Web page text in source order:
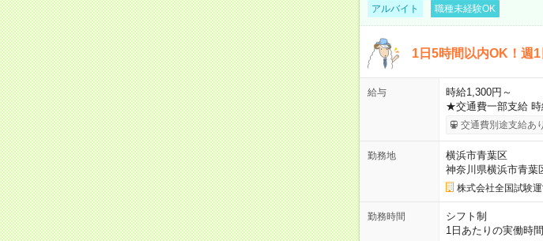
アルバイト 職種未経験OK
1日5時間以内OK！週
給与
時給1,300円～
★交通費一部支給
交通費別途支給あり
勤務地
横浜市青葉区
神奈川県横浜市青葉
株式会社全国試験
勤務時間
シフト制
1日あたりの実働時